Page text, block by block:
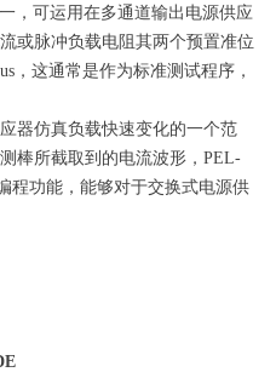
，可运用在多通道输出电源供应
或脉冲负载电阻其两个预置准位
，这通常是作为标准测试程序，
器仿真负载快速变化的一个范
棒所截取到的电流波形，PEL-
程功能，能够对于交换式电源供